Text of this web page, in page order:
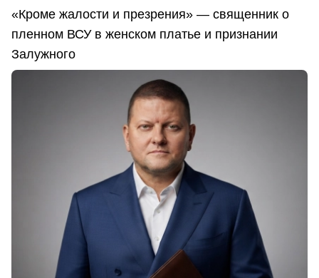
«Кроме жалости и презрения» — священник о
пленном ВСУ в женском платье и признании
Залужного